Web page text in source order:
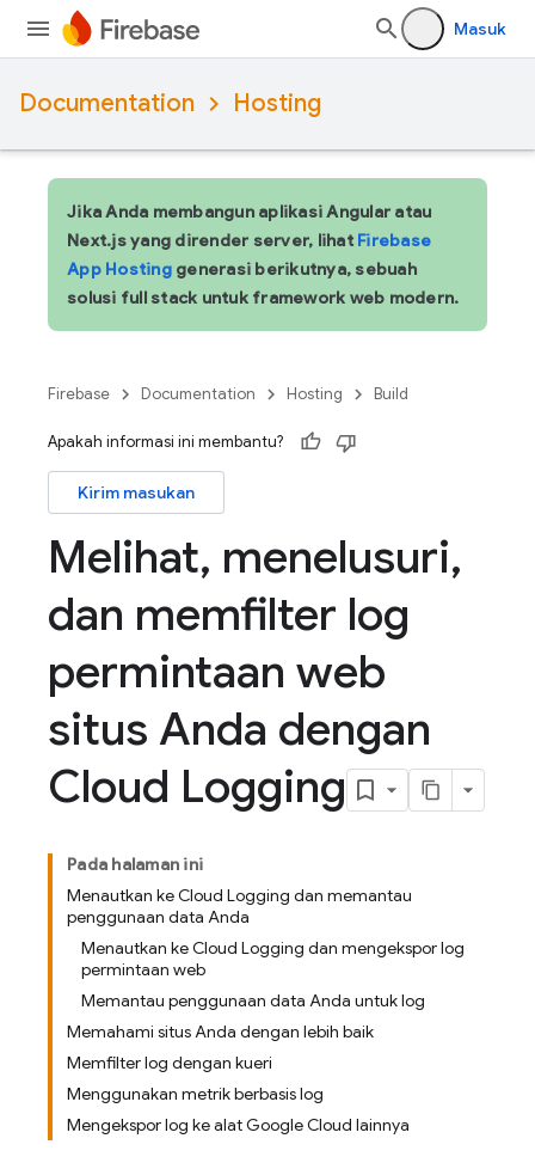
Masuk
Documentation Hosting
Jika Anda membangun aplikasi Angular atau
Next.js yang dirender server, lihat Firebase
App Hostinggenerasi berikutnya, sebuah
solusi full stack untuk framework web modern.
Firebase Documentation Hosting Build
Apakah informasi ini membantu?
Kirim masukan
Melihat, menelusuri,
dan memfilter log
permintaan web
situs Anda dengan
Cloud Logging
Pada halaman ini
Menautkan ke Cloud Logging dan memantau
penggunaan data Anda
Menautkan ke Cloud Logging dan mengekspor log
permintaan web
Memantau penggunaan data Anda untuk log
Memahami situs Anda dengan lebih baik
Memfilter log dengan kueri
Menggunakan metrik berbasis log
Mengekspor log ke alat Google Cloud lainnya